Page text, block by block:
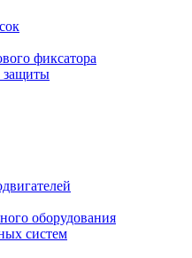
фиксатора
защиты
оборудования
систем